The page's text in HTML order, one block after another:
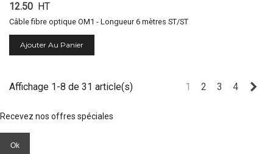
12.50 HT
Câble fibre optique OM1 - Longueur 6 mètres ST/ST
Ajouter Au Panier
Affichage 1-8 de 31 article(s) 1 2 3 4
Recevez nos offres spéciales